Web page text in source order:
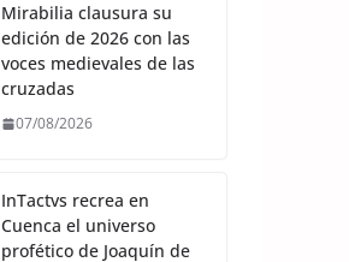
Mirabilia clausura su
edición de 2026 con las
voces medievales de las
cruzadas
07/08/2026
InTactvs recrea en
Cuenca el universo
profético de Joaquín de